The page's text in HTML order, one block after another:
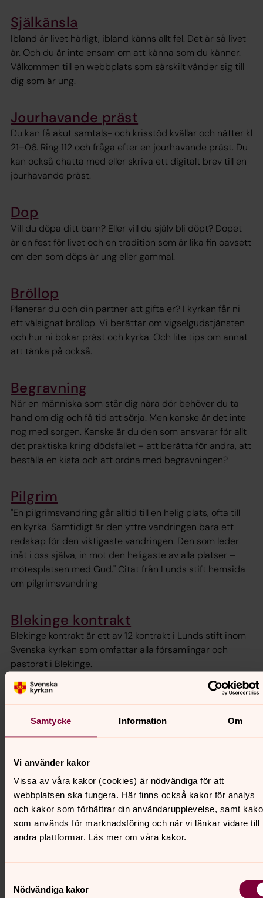
Samtycke Information Om
Vi använder kakor
Vissa av våra kakor (cookies) är nödvändiga för att
webbplatsen ska fungera. Här finns också kakor för analys
och kakor som förbättrar din användarupplevelse, samt
som används för marknadsföring och när vi länkar vidare till
andra plattformar. Läs mer om våra kakor.
Nödvändiga kakor
Själkänsla
Ibland är livet härligt, ibland känns allt fel. Det är så livet
är. Och du är inte ensam om att känna som du känner.
Välkommen till en webbplats som särskilt vänder sig till
dig som är ung.
Jourhavande präst
Du kan få akut samtals- och krisstöd kvällar och nätter kl
21–06. Ring 112 och fråga efter en jourhavande präst. Du
kan också chatta med eller skriva ett digitalt brev till en
jourhavande präst.
Dop
Vill du döpa ditt barn? Eller vill du själv bli döpt? Dopet
är en fest för livet och en tradition som är lika fin oavsett
om den som döps är ung eller gammal.
Bröllop
Planerar du och din partner att gifta er? I kyrkan får ni
ett välsignat bröllop. Vi berättar om vigselgudstjänsten
och hur ni bokar präst och kyrka. Och lite tips om annat
att tänka på också.
Begravning
När en människa som står dig nära dör behöver du ta
hand om dig och få tid att sörja. Men kanske är det inte
nog med sorgen. Kanske är du den som ansvarar för allt
det praktiska kring dödsfallet – att berätta för andra, att
beställa en kista och att ordna med begravningen?
Pilgrim
"En pilgrimsvandring går alltid till en helig plats, ofta till
en kyrka. Samtidigt är den yttre vandringen bara ett
redskap för den viktigaste vandringen. Den som leder
inåt i oss själva, in mot den heligaste av alla platser –
mötesplatsen med Gud." Citat från Lunds stift hemsida
om pilgrimsvandring
Blekinge kontrakt
Blekinge kontrakt är ett av 12 kontrakt i Lunds stift inom
Svenska kyrkan som omfattar alla församlingar och
pastorat i Blekinge.
Vill du samtala med en präst?
Kontakta:
Komminister Carina Wallace. Tel 0455-344922
Alla människor har rätt till ett värdigt liv. Därför kämpar